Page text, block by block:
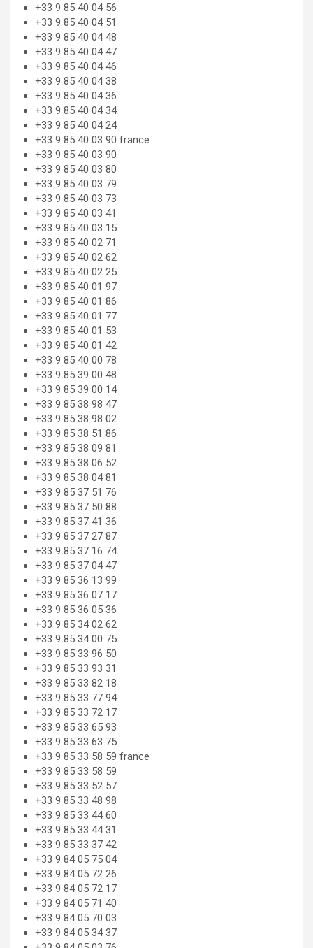
+33 9 85 40 04 56
+33 9 85 40 04 51
+33 9 85 40 04 48
+33 9 85 40 04 47
+33 9 85 40 04 46
+33 9 85 40 04 38
+33 9 85 40 04 36
+33 9 85 40 04 34
+33 9 85 40 04 24
+33 9 85 40 03 90 france
+33 9 85 40 03 90
+33 9 85 40 03 80
+33 9 85 40 03 79
+33 9 85 40 03 73
+33 9 85 40 03 41
+33 9 85 40 03 15
+33 9 85 40 02 71
+33 9 85 40 02 62
+33 9 85 40 02 25
+33 9 85 40 01 97
+33 9 85 40 01 86
+33 9 85 40 01 77
+33 9 85 40 01 53
+33 9 85 40 01 42
+33 9 85 40 00 78
+33 9 85 39 00 48
+33 9 85 39 00 14
+33 9 85 38 98 47
+33 9 85 38 98 02
+33 9 85 38 51 86
+33 9 85 38 09 81
+33 9 85 38 06 52
+33 9 85 38 04 81
+33 9 85 37 51 76
+33 9 85 37 50 88
+33 9 85 37 41 36
+33 9 85 37 27 87
+33 9 85 37 16 74
+33 9 85 37 04 47
+33 9 85 36 13 99
+33 9 85 36 07 17
+33 9 85 36 05 36
+33 9 85 34 02 62
+33 9 85 34 00 75
+33 9 85 33 96 50
+33 9 85 33 93 31
+33 9 85 33 82 18
+33 9 85 33 77 94
+33 9 85 33 72 17
+33 9 85 33 65 93
+33 9 85 33 63 75
+33 9 85 33 58 59 france
+33 9 85 33 58 59
+33 9 85 33 52 57
+33 9 85 33 48 98
+33 9 85 33 44 60
+33 9 85 33 44 31
+33 9 85 33 37 42
+33 9 84 05 75 04
+33 9 84 05 72 26
+33 9 84 05 72 17
+33 9 84 05 71 40
+33 9 84 05 70 03
+33 9 84 05 34 37